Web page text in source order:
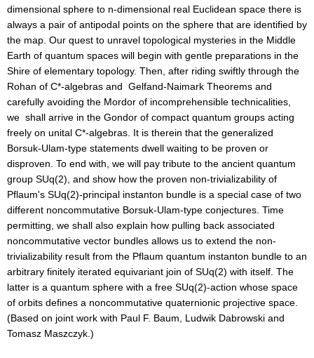
dimensional sphere to n-dimensional real Euclidean space there is
always a pair of antipodal points on the sphere that are identified by
the map. Our quest to unravel topological mysteries in the Middle
Earth of quantum spaces will begin with gentle preparations in the
Shire of elementary topology. Then, after riding swiftly through the
Rohan of C*-algebras and Gelfand-Naimark Theorems and
carefully avoiding the Mordor of incomprehensible technicalities,
we shall arrive in the Gondor of compact quantum groups acting
freely on unital C*-algebras. It is therein that the generalized
Borsuk-Ulam-type statements dwell waiting to be proven or
disproven. To end with, we will pay tribute to the ancient quantum
group SUq(2), and show how the proven non-trivializability of
Pflaum's SUq(2)-principal instanton bundle is a special case of two
different noncommutative Borsuk-Ulam-type conjectures. Time
permitting, we shall also explain how pulling back associated
noncommutative vector bundles allows us to extend the non-
trivializability result from the Pflaum quantum instanton bundle to an
arbitrary finitely iterated equivariant join of SUq(2) with itself. The
latter is a quantum sphere with a free SUq(2)-action whose space
of orbits defines a noncommutative quaternionic projective space.
(Based on joint work with Paul F. Baum, Ludwik Dabrowski and
Tomasz Maszczyk.)